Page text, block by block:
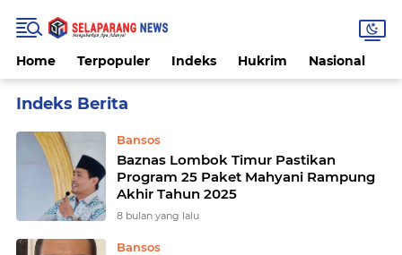
Home Terpopuler Indeks Hukrim Nasional
Bansos
Baznas Lombok Timur Pastikan
Program 25 Paket Mahyani Rampung
Akhir Tahun 2025
8 bulan yang lalu
Bansos